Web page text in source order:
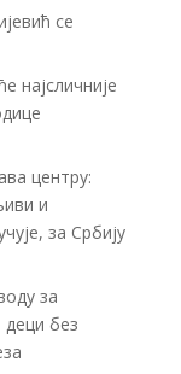
се
најсличније
центру:
и
за Србију
за
без